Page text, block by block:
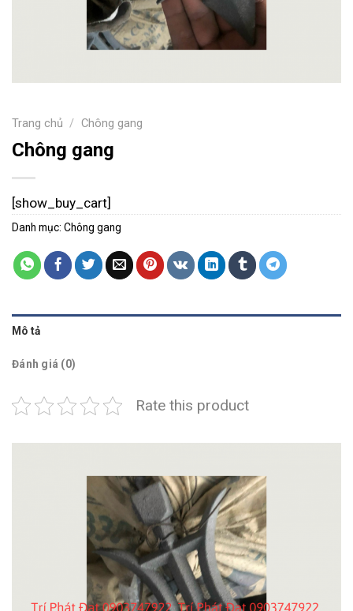
Trang chủ / Chông gang
Chông gang
[show_buy_cart]
Danh mục: Chông gang
Mô tả
Đánh giá (0)
Rate this product